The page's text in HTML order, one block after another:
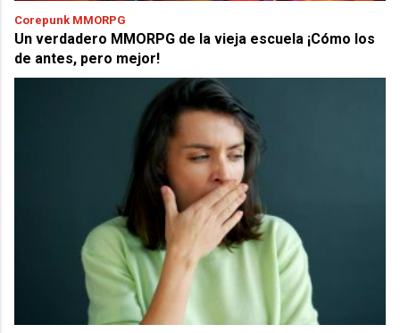
Corepunk MMORPG
Un verdadero MMORPG de la vieja escuela ¡Cómo los
de antes, pero mejor!